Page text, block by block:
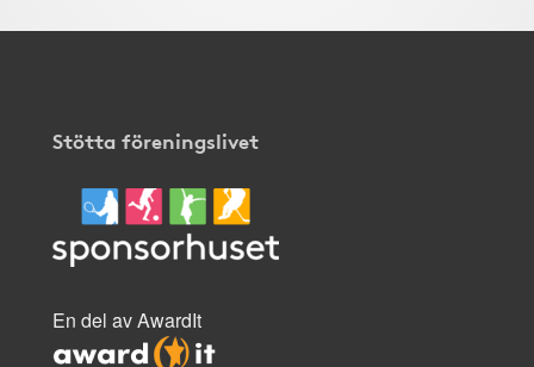
Stötta föreningslivet
En del av AwardIt